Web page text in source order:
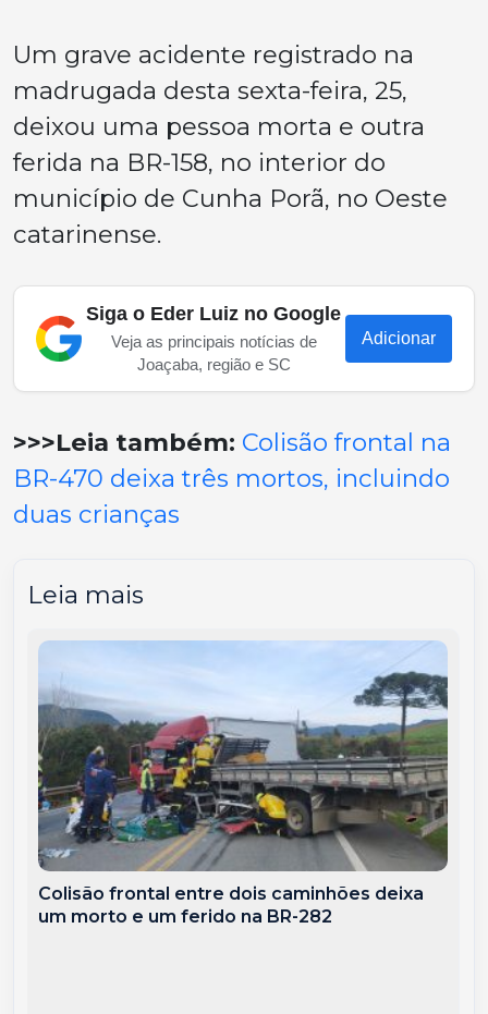
Um grave acidente registrado na
madrugada desta sexta-feira, 25,
deixou uma pessoa morta e outra
ferida na BR-158, no interior do
município de Cunha Porã, no Oeste
catarinense.
Siga o Eder Luiz no Google
Veja as principais notícias de
Joaçaba, região e SC
Adicionar
>>>Leia também: Colisão frontal na
BR-470 deixa três mortos, incluindo
duas crianças
Leia mais
Colisão frontal entre dois caminhões deixa
um morto e um ferido na BR-282